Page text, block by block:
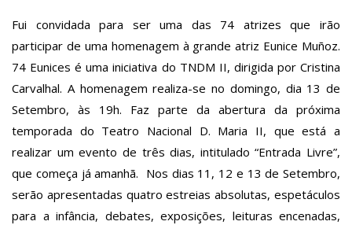
Fui convidada para ser uma das 74 atrizes que irão
participar de uma homenagem à grande atriz Eunice Muñoz.
74 Eunices é uma iniciativa do TNDM II, dirigida por Cristina
Carvalhal. A homenagem realiza-se no domingo, dia 13 de
Setembro, às 19h. Faz parte da abertura da próxima
temporada do Teatro Nacional D. Maria II, que está a
realizar um evento de três dias, intitulado “Entrada Livre”,
que começa já amanhã. Nos dias 11, 12 e 13 de Setembro,
serão apresentadas quatro estreias absolutas, espetáculos
para a infância, debates, exposições, leituras encenadas,